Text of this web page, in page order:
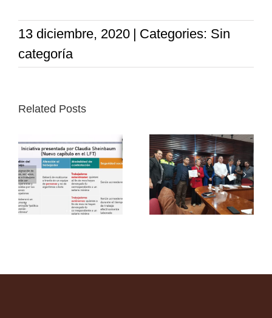
13 diciembre, 2020 | Categories: Sin
categoría
Related Posts